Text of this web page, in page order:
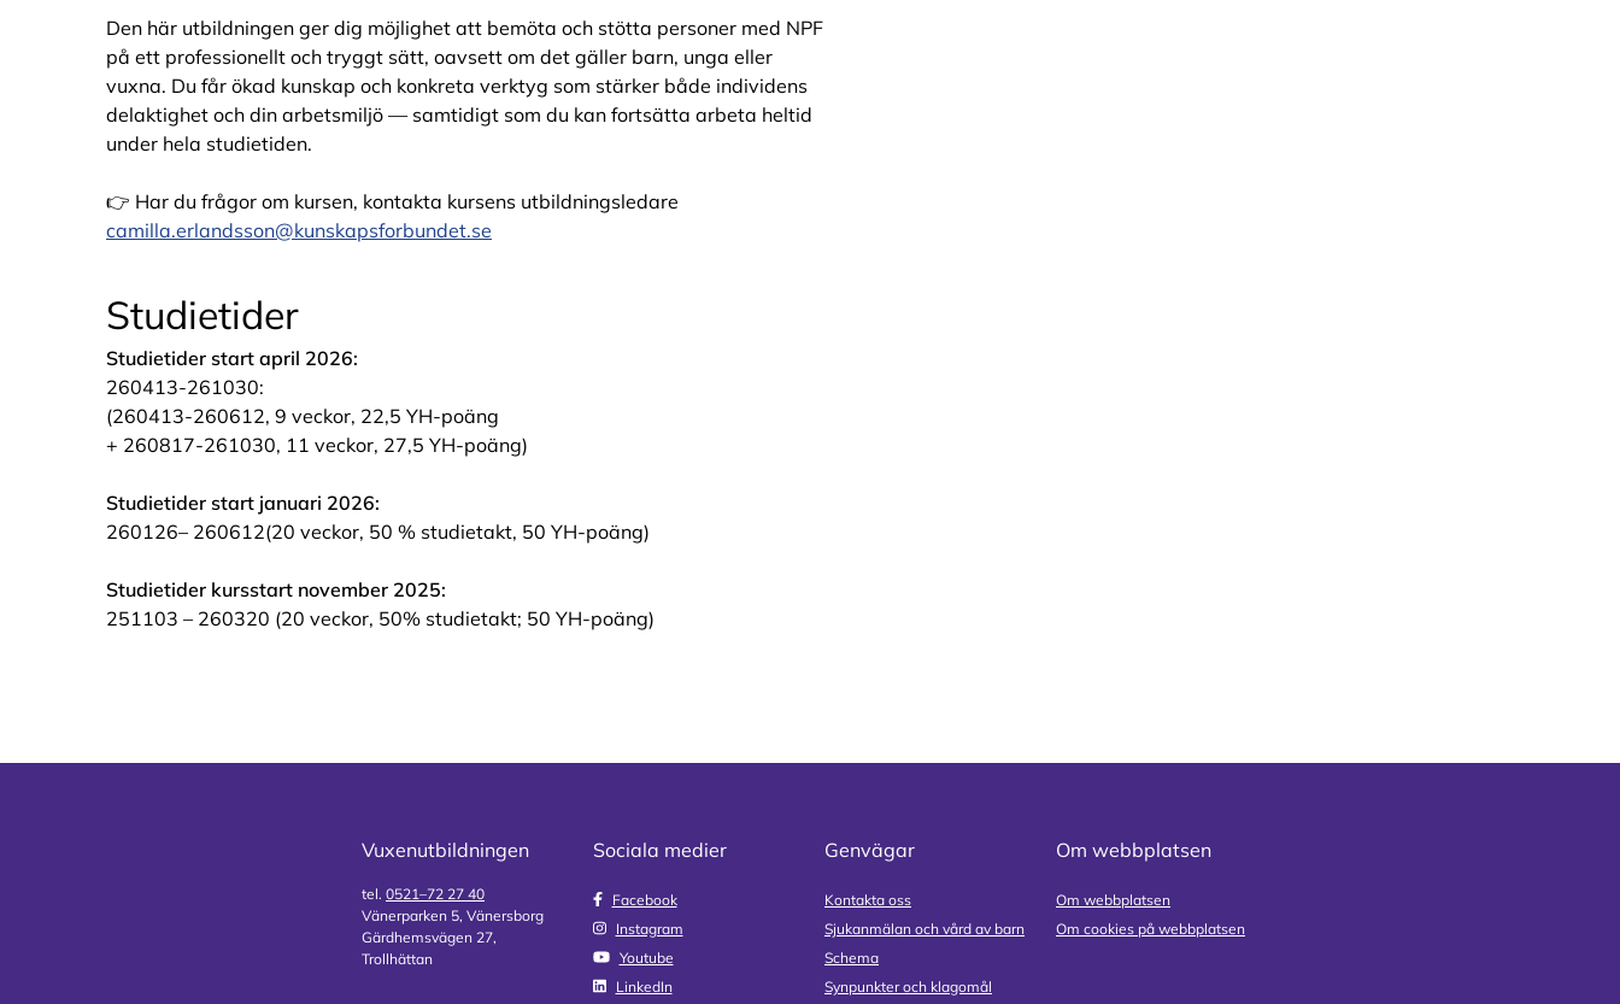
Den här utbildningen ger dig möjlighet att bemöta och stötta personer med NPF
på ett professionellt och tryggt sätt, oavsett om det gäller barn, unga eller
vuxna. Du får ökad kunskap och konkreta verktyg som stärker både individens
delaktighet och din arbetsmiljö — samtidigt som du kan fortsätta arbeta heltid
under hela studietiden.
👉 Har du frågor om kursen, kontakta kursens utbildningsledare
camilla.erlandsson@kunskapsforbundet.se
Studietider
Studietider start april 2026:
260413-261030:
(260413-260612, 9 veckor, 22,5 YH-poäng
+ 260817-261030, 11 veckor, 27,5 YH-poäng)
Studietider start januari 2026:
260126– 260612(20 veckor, 50 % studietakt, 50 YH-poäng)
Studietider kursstart november 2025:
251103 – 260320 (20 veckor, 50% studietakt; 50 YH-poäng)
Vuxenutbildningen
tel. 0521–72 27 40
Vänerparken 5, Vänersborg
Gärdhemsvägen 27,
Trollhättan
Sociala medier
Facebook
Instagram
Youtube
LinkedIn
Genvägar
Kontakta oss
Sjukanmälan och vård av barn
Schema
Synpunkter och klagomål
Om webbplatsen
Om webbplatsen
Om cookies på webbplatsen